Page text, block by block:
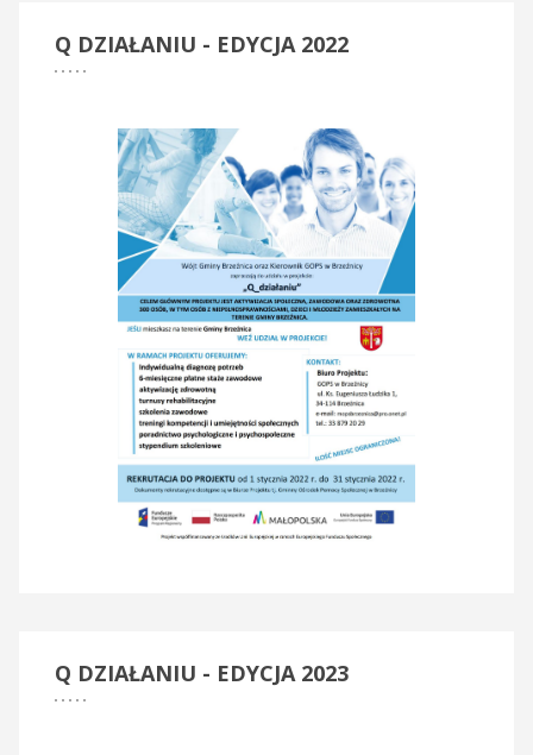
Q DZIAŁANIU - EDYCJA 2022
Q DZIAŁANIU - EDYCJA 2023